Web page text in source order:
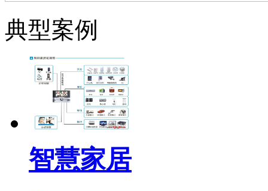
典型案例
智慧家居